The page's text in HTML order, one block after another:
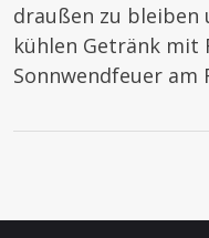
draußen zu bleiben
kühlen Getränk mit
Sonnwendfeuer am